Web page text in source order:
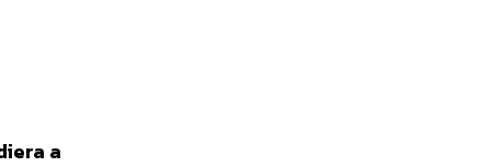
a